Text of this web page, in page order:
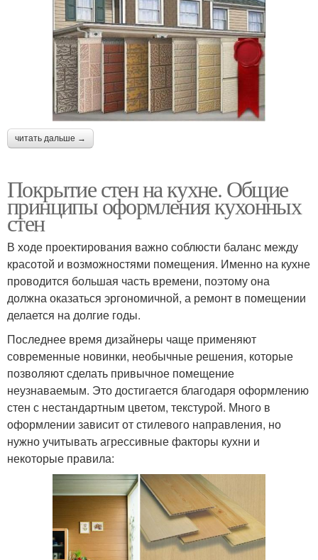
читать дальше →
Покрытие стен на кухне. Общие
принципы оформления кухонных
стен
В ходе проектирования важно соблюсти баланс между
красотой и возможностями помещения. Именно на кухне
проводится большая часть времени, поэтому она
должна оказаться эргономичной, а ремонт в помещении
делается на долгие годы.
Последнее время дизайнеры чаще применяют
современные новинки, необычные решения, которые
позволяют сделать привычное помещение
неузнаваемым. Это достигается благодаря оформлению
стен с нестандартным цветом, текстурой. Много в
оформлении зависит от стилевого направления, но
нужно учитывать агрессивные факторы кухни и
некоторые правила: